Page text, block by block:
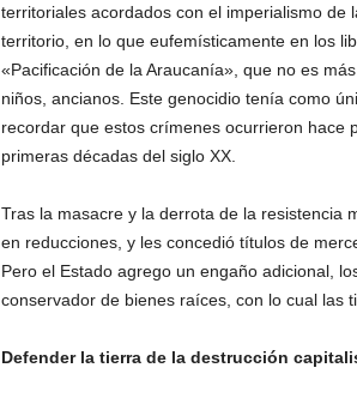
territoriales acordados con el imperialismo
territorio, en lo que eufemísticamente en los
«Pacificación de la Araucanía», que no es
niños, ancianos. Este genocidio tenía como
recordar que estos crímenes ocurrieron hace
primeras décadas del siglo XX.
Tras la masacre y la derrota de la resistencia
en reducciones, y les concedió títulos de
Pero el Estado agrego un engaño adicional,
conservador de bienes raíces, con lo cual las
Defender la tierra de la destrucción